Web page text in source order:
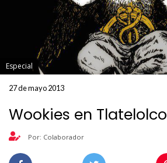
Especial
27 de mayo 2013
Wookies en Tlatelolco
Por: Colaborador